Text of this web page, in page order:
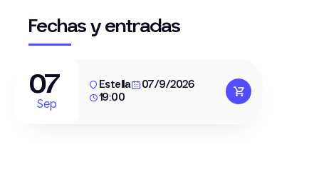
Fechas y entradas
07
Sep
Estella
07/9/2026
19:00